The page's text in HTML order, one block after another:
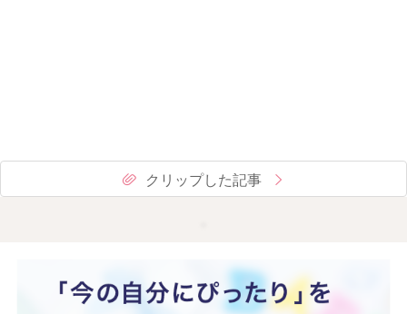
クリップした記事